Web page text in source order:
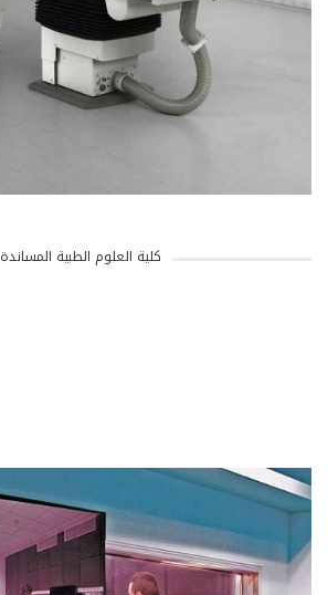
كلية العلوم الطبية المساندة